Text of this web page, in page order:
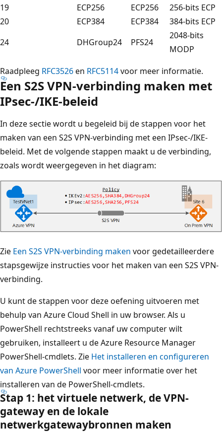
19
ECP256 ECP256
256-bits ECP
20
ECP384 ECP384
384-bits ECP
24
DHGroup24 PFS24
2048-bits
MODP
Raadpleeg RFC3526en RFC5114voor meer informatie.
Een S2S VPN-verbinding maken met
IPsec-/IKE-beleid
In deze sectie wordt u begeleid bij de stappen voor het
maken van een S2S VPN-verbinding met een IPsec-/IKE-
beleid. Met de volgende stappen maakt u de verbinding,
zoals wordt weergegeven in het diagram:
Zie Een S2S VPN-verbinding maken voor gedetailleerdere
stapsgewijze instructies voor het maken van een S2S VPN-
verbinding.
U kunt de stappen voor deze oefening uitvoeren met
behulp van Azure Cloud Shell in uw browser. Als u
PowerShell rechtstreeks vanaf uw computer wilt
gebruiken, installeert u de Azure Resource Manager
PowerShell-cmdlets. Zie Het installeren en configureren
van Azure PowerShell voor meer informatie over het
installeren van de PowerShell-cmdlets.
Stap 1: het virtuele netwerk, de VPN-
gateway en de lokale
netwerkgatewaybronnen maken